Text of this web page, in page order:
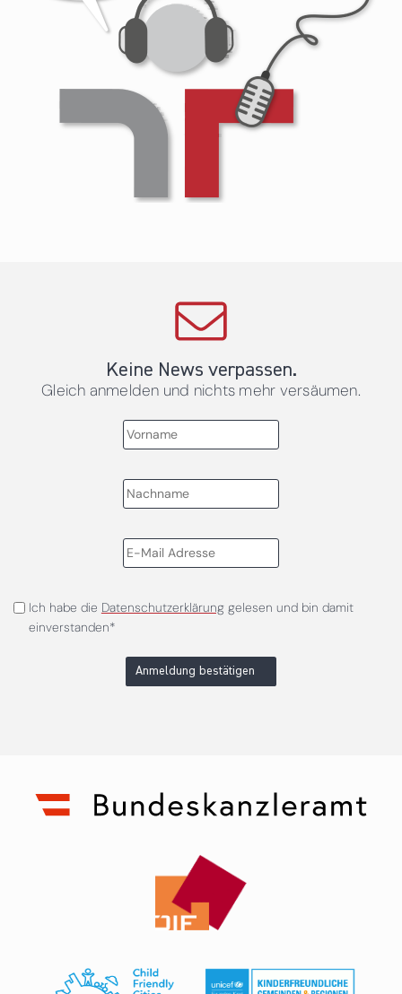
Keine News verpassen.
Gleich anmelden und nichts mehr versäumen.
Ich habe die Datenschutzerklärunggelesen und bin damit
einverstanden*
Anmeldung bestätigen